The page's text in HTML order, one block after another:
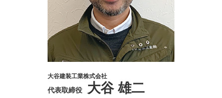
大谷建装工業株式会社
代表取締役 大谷 雄二